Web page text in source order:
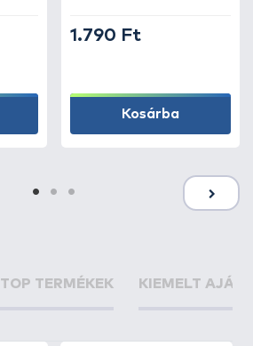
1.790 Ft
Kosárba
TOP TERMÉKEK KIEMELT